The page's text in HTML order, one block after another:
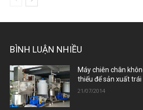
BÌNH LUẬN NHIỀU
Máy chiên chân
thiếu để sản xuất trái
21/07/2014